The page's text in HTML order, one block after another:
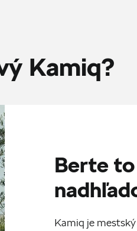
Kamiq?
Berte
Kamiq je